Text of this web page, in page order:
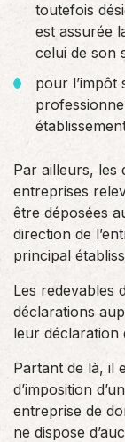
toutefois
est assurée
celui de son
pour l’impôt
Par ailleurs, les
entreprises
être déposées
direction de
principal
Les redevables
déclarations
leur déclaration
Partant de là, il
d’imposition
entreprise de
ne dispose